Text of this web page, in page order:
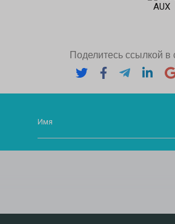
AUX
Поделитесь ссылкой в
Имя